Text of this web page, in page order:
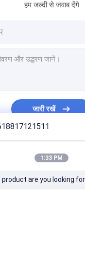
रिसाव मॉनिटर
उपकरण
डिटेक्टर
लगाने वाली मशीन
हम जल्दी से जवाब देंगे
जारी रखें
1:33 PM
product are you looking